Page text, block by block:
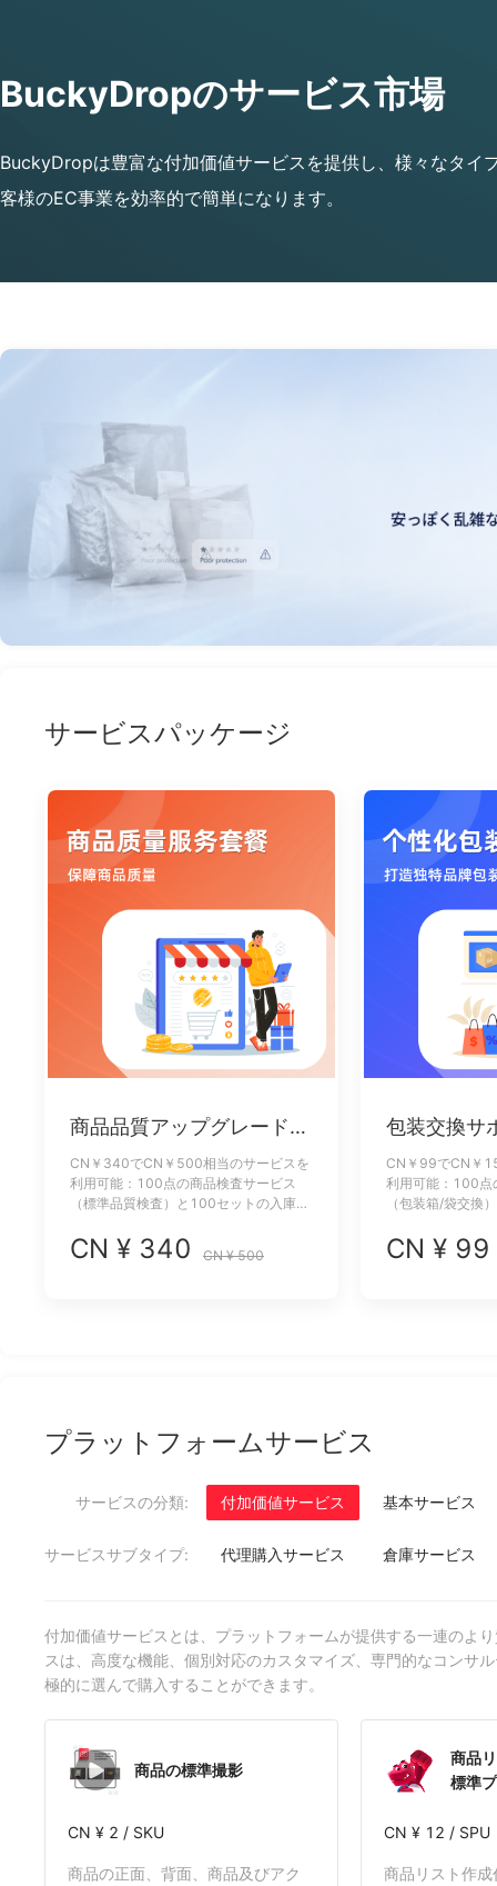
BuckyDropのサービス市場
BuckyDropは豊富な付加価値サービスを提供し、様々なタ
客様のEC事業を効率的で簡単になります。
サービスパッケージ
商品品質アップグレードパ
ック
CN￥340でCN￥500相当のサービスを
利用可能：100点の商品検査サービス
（標準品質検査）と100セットの入庫写
CN ¥ 340 CN ¥ 500
包装交換サ
CN￥99でCN￥
利用可能：100点
（包装箱/袋交換
CN ¥ 99
プラットフォームサービス
サービスの分類:
サービスサブタイプ:
付加価値サービス 基本サービス
代理購入サービス 倉庫サービス
付加価値サービスとは、プラットフォームが提供する一連のよ
スは、高度な機能、個別対応のカスタマイズ、専門的なコンサ
極的に選んで購入することができます。
商品の標準撮影
CN ¥ 2 / SKU
商品の正面、背面、商品及びアク
商品
標準
CN ¥ 12 / SPU
商品リスト作